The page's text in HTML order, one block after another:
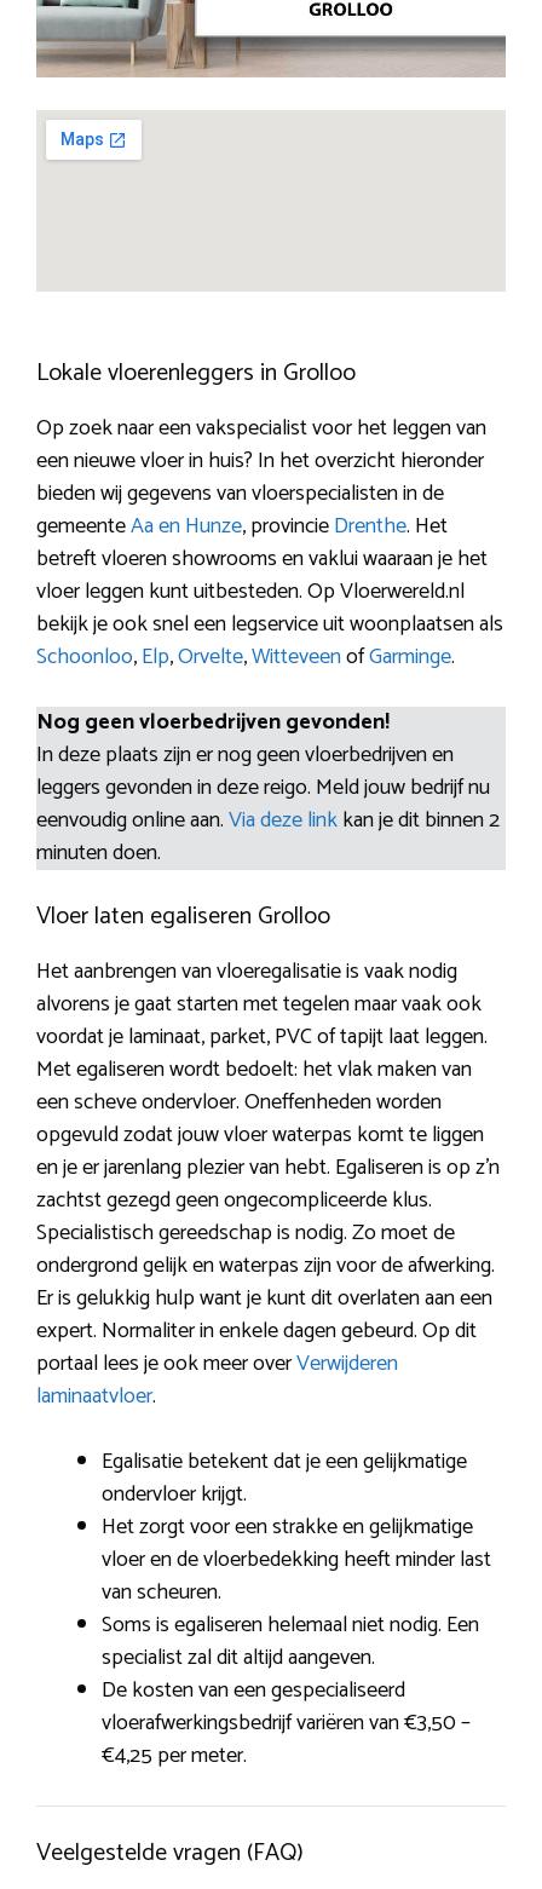
Lokale vloerenleggers in Grolloo
Op zoek naar een vakspecialist voor het leggen van
een nieuwe vloer in huis? In het overzicht hieronder
bieden wij gegevens van vloerspecialisten in de
gemeenteAa en Hunze, provincieDrenthe. Het
betreft vloeren showrooms en vaklui waaraan je het
vloer leggen kunt uitbesteden. Op Vloerwereld.nl
bekijk je ook snel een legservice uit woonplaatsen als
Schoonloo,Elp,Orvelte,WitteveenofGarminge.
Nog geen vloerbedrijven gevonden!
In deze plaats zijn er nog geen vloerbedrijven en
leggers gevonden in deze reigo. Meld jouw bedrijf nu
eenvoudig online aan.Via deze linkkan je dit binnen 2
minuten doen.
Vloer laten egaliseren Grolloo
Het aanbrengen van vloeregalisatie is vaak nodig
alvorens je gaat starten met tegelen maar vaak ook
voordat je laminaat, parket, PVC of tapijt laat leggen.
Met egaliseren wordt bedoelt: het vlak maken van
een scheve ondervloer. Oneffenheden worden
opgevuld zodat jouw vloer waterpas komt te liggen
en je er jarenlang plezier van hebt. Egaliseren is op z’n
zachtst gezegd geen ongecompliceerde klus.
Specialistisch gereedschap is nodig. Zo moet de
ondergrond gelijk en waterpas zijn voor de afwerking.
Er is gelukkig hulp want je kunt dit overlaten aan een
expert. Normaliter in enkele dagen gebeurd. Op dit
portaal lees je ook meer overVerwijderen
laminaatvloer.
Egalisatie betekent dat je een gelijkmatige
ondervloer krijgt.
Het zorgt voor een strakke en gelijkmatige
vloer en de vloerbedekking heeft minder last
van scheuren.
Soms is egaliseren helemaal niet nodig. Een
specialist zal dit altijd aangeven.
De kosten van een gespecialiseerd
vloerafwerkingsbedrijf variëren van €3,50 –
€4,25 per meter.
Veelgestelde vragen (FAQ)